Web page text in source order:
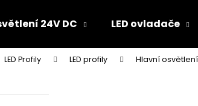
24V DC LED ovladače
LED Profily LED profily Hlavní osvětlení
Co